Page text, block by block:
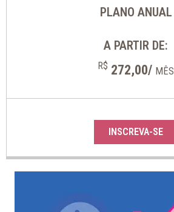
PLANO ANUAL
A PARTIR DE:
R$ 272,00/ MÊS
INSCREVA-SE